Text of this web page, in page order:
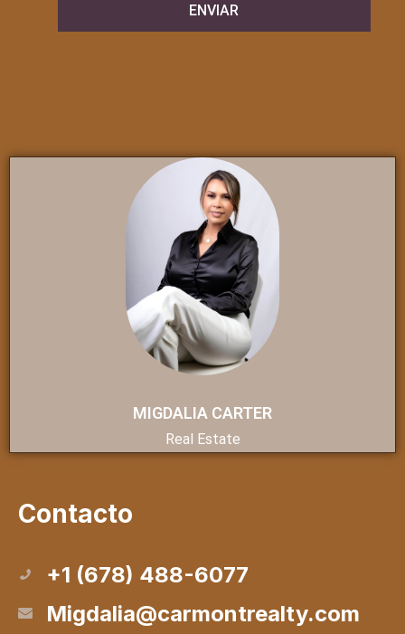
ENVIAR
MIGDALIA CARTER
Real Estate
Contacto
+1 (678) 488-6077
Migdalia@carmontrealty.com